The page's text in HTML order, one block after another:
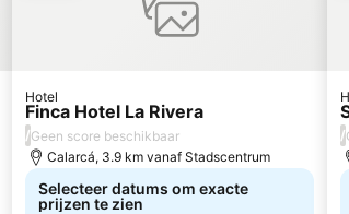
Hotel
Finca Hotel La Rivera
/Geen score beschikbaar
Calarcá, 3.9 km vanaf Stadscentrum
Selecteer datums om exacte
prijzen te zien
/